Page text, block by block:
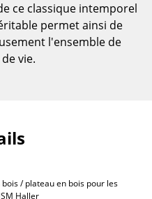
d’appoint
ce classique intemporel
permet ainsi de
l'ensemble de
vie.
/ plateau en bois pour les
Haller